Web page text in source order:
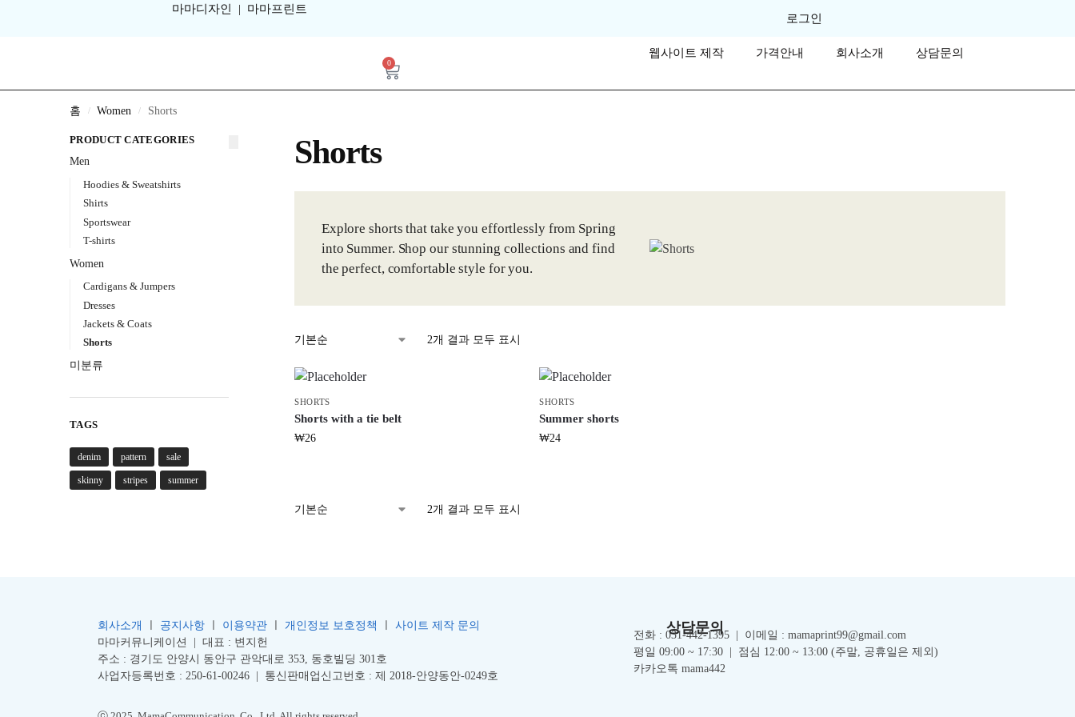
마마디자인 | 마마프린트
로그인
0
웹사이트 제작 가격안내 회사소개 상담문의
홈 / Women / Shorts
Shorts
Explore shorts that take you effortlessly from Spring
into Summer. Shop our stunning collections and find
the perfect, comfortable style for you.
2개 결과 모두 표시
SHORTS
Shorts with a tie belt
₩26
SHORTS
Summer shorts
₩24
2개 결과 모두 표시
PRODUCT CATEGORIES
Men
Hoodies & Sweatshirts
Shirts
Sportswear
T-shirts
Women
Cardigans & Jumpers
Dresses
Jackets & Coats
Shorts
미분류
TAGS
denim pattern sale
skinny stripes summer
회사소개 공지사항 이용약관 개인정보 보호정책
사이트 제작 문의
마마커뮤니케이션 | 대표 : 변지헌
주소 : 경기도 안양시 동안구 관악대로 353, 동호빌딩 301호
사업자등록번호 : 250-61-00246 | 통신판매업신고번호 : 제 2018-안양동안-0249호
상담문의
전화 : 031-442-1395 | 이메일 : mamaprint99@gmail.com
평일 09:00 ~ 17:30
점심 12:00 ~ 13:00 (주말, 공휴일은 제외)
카카오톡 mama442